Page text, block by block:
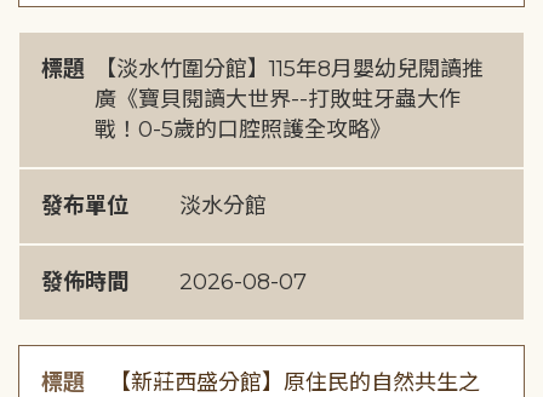
標題
【淡水竹圍分館】115年8月嬰幼兒閱讀推
廣《寶貝閱讀大世界--打敗蛀牙蟲大作
戰！0-5歲的口腔照護全攻略》
發布單位 淡水分館
發佈時間 2026-08-07
標題
【新莊西盛分館】原住民的自然共生之